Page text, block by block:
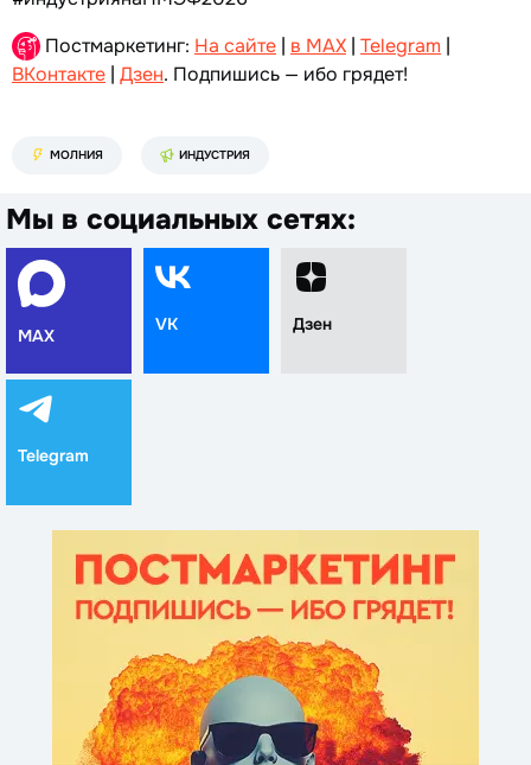
Постмаркетинг: На сайте | в MAX | Telegram |
ВКонтакте | Дзен. Подпишись — ибо грядет!
МОЛНИЯ ИНДУСТРИЯ
Мы в социальных сетях:
MAX
VK Дзен
Telegram